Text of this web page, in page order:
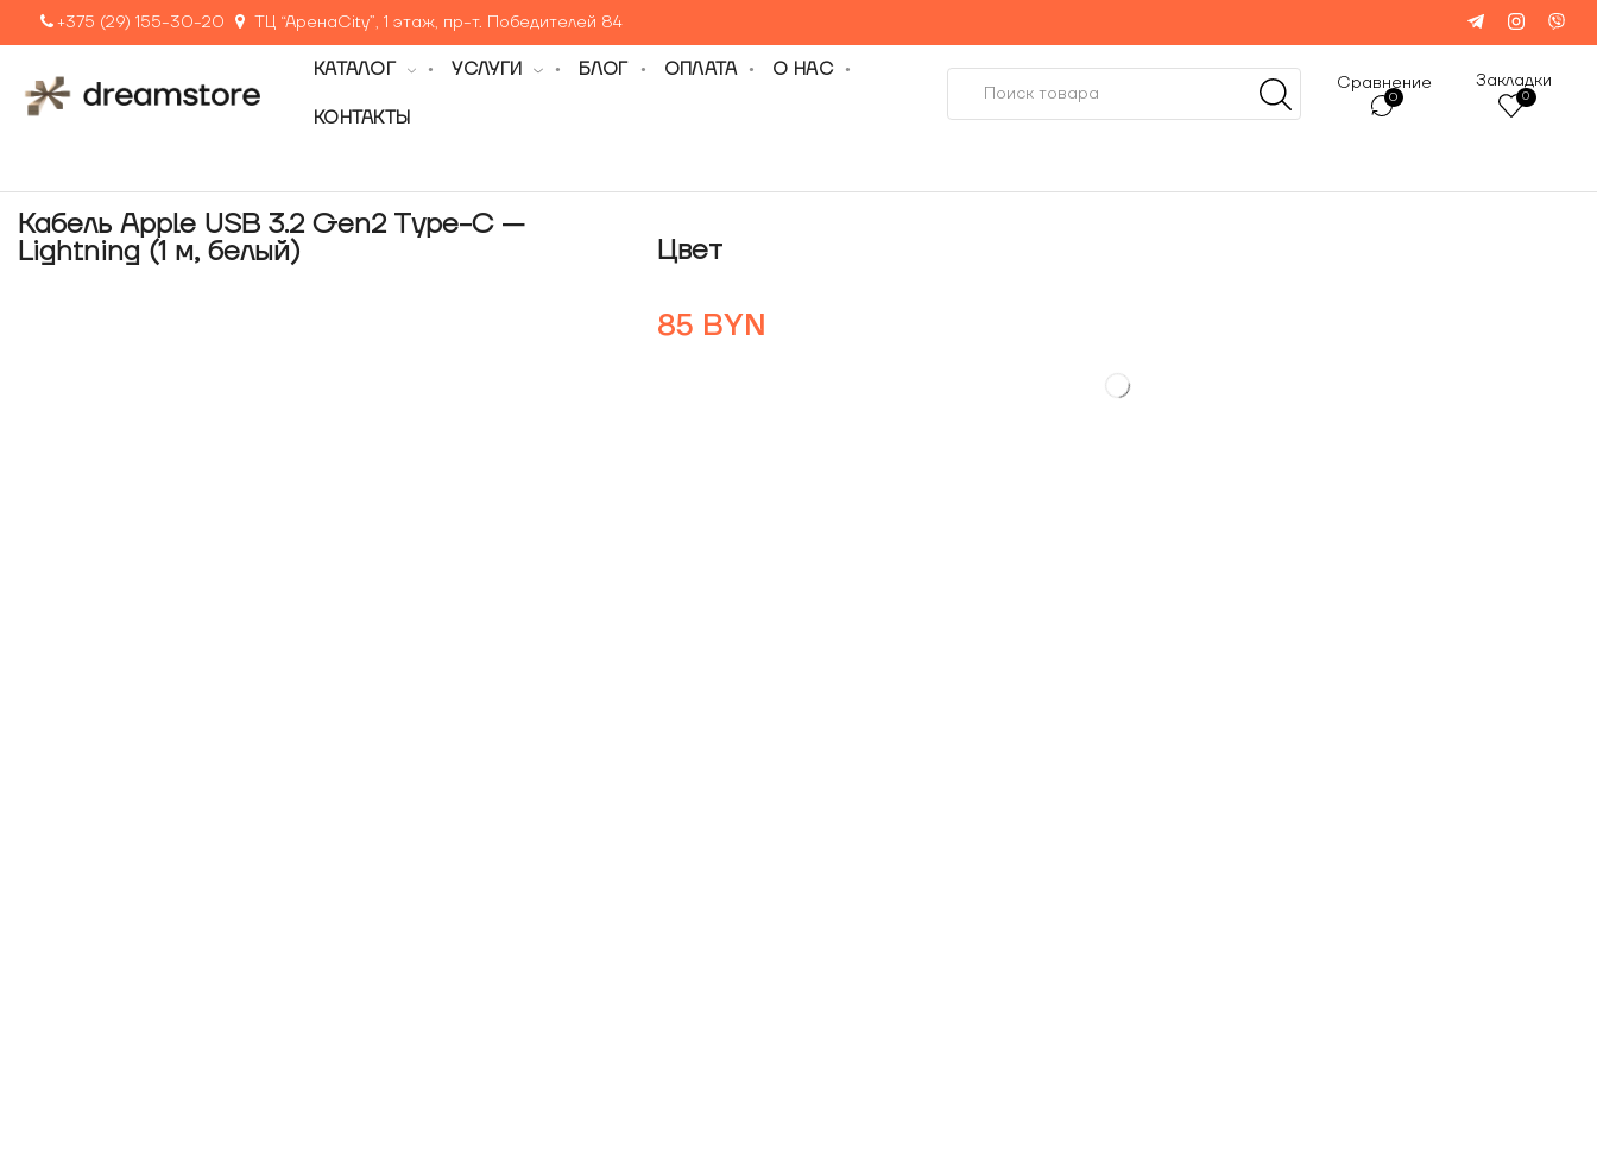
+375 (29) 155-30-20 ТЦ “АренаCity”, 1 этаж, пр-т. Победителей 84
КАТАЛОГ УСЛУГИ БЛОГ ОПЛАТА О НАС
КОНТАКТЫ
Сравнение
0
Закладки
0
Кабель Apple USB 3.2 Gen2 Type-C —
Lightning (1 м, белый) Цвет
85 BYN